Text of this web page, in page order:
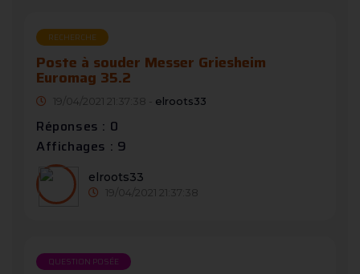
RECHERCHE
Poste à souder Messer Griesheim
Euromag 35.2
19/04/2021 21:37:38 - elroots33
Réponses : 0
Affichages : 9
elroots33
19/04/2021 21:37:38
QUESTION POSÉE